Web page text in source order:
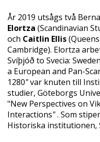
År 2019 utsågs två
Elortza (Scandinavian
och Caitlin Ellis
Cambridge). Elortza
Svíþjóð to Svecia:
a European and Pan-
1280"var knuten till
studier, Göteborgs
"New Perspectives on
Interactions". Som
Historiska institutionen,